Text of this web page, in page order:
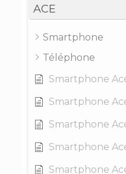
ACE
Smartphone
Téléphone
Smartphone
Smartphone
Smartphone
Smartphone
Smartphone